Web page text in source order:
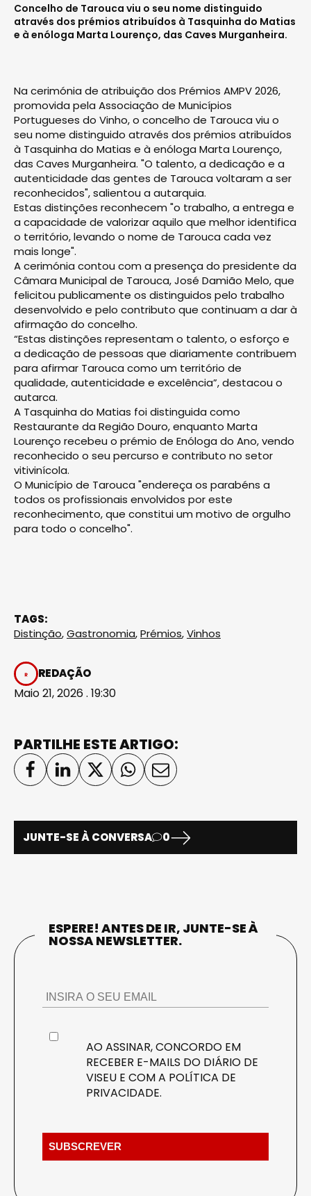
Concelho de Tarouca viu o seu nome distinguido
através dos prémios atribuídos à Tasquinha do Matias
e à enóloga Marta Lourenço, das Caves Murganheira.
Na cerimónia de atribuição dos Prémios AMPV 2026,
promovida pela Associação de Municípios
Portugueses do Vinho, o concelho de Tarouca viu o
seu nome distinguido através dos prémios atribuídos
à Tasquinha do Matias e à enóloga Marta Lourenço,
das Caves Murganheira. "O talento, a dedicação e a
autenticidade das gentes de Tarouca voltaram a ser
reconhecidos", salientou a autarquia.
Estas distinções reconhecem "o trabalho, a entrega e
a capacidade de valorizar aquilo que melhor identifica
o território, levando o nome de Tarouca cada vez
mais longe".
A cerimónia contou com a presença do presidente da
Câmara Municipal de Tarouca, José Damião Melo, que
felicitou publicamente os distinguidos pelo trabalho
desenvolvido e pelo contributo que continuam a dar à
afirmação do concelho.
“Estas distinções representam o talento, o esforço e
a dedicação de pessoas que diariamente contribuem
para afirmar Tarouca como um território de
qualidade, autenticidade e excelência”, destacou o
autarca.
A Tasquinha do Matias foi distinguida como
Restaurante da Região Douro, enquanto Marta
Lourenço recebeu o prémio de Enóloga do Ano, vendo
reconhecido o seu percurso e contributo no setor
vitivinícola.
O Município de Tarouca "endereça os parabéns a
todos os profissionais envolvidos por este
reconhecimento, que constitui um motivo de orgulho
para todo o concelho".
TAGS:
Distinção,Gastronomia,Prémios,Vinhos
REDAÇÃO
Maio 21, 2026 . 19:30
PARTILHE ESTE ARTIGO:
JUNTE-SE À CONVERSA 0
ESPERE! ANTES DE IR, JUNTE-SE À
NOSSA NEWSLETTER.
AO ASSINAR, CONCORDO EM
RECEBER E-MAILS DO DIÁRIO DE
VISEU E COM A POLÍTICA DE
PRIVACIDADE.